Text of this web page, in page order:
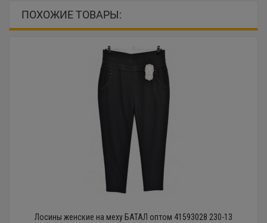
ПОХОЖИЕ ТОВАРЫ:
Лосины женские на меху БАТАЛ оптом 41593028 230-13